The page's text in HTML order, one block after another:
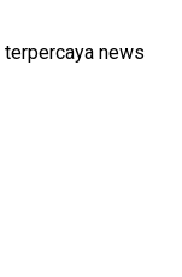
terpercaya news